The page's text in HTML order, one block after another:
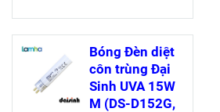
Bóng Đèn diệt
côn trùng Đại
Sinh UVA 15W
M (DS-D152G,